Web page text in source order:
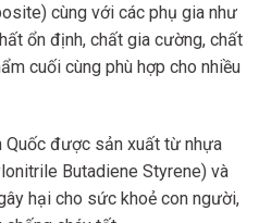
cùng với các phụ gia như
ổn định, chất gia cường, chất
cuối cùng phù hợp cho nhiều
Quốc được sản xuất từ nhựa
Butadiene Styrene) và
hại cho sức khoẻ con người,